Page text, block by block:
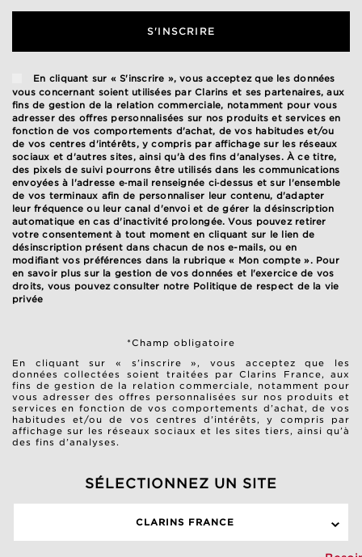
S'INSCRIRE
En cliquant sur « S'inscrire », vous acceptez que les données
vous concernant soient utilisées par Clarins et ses partenaires, aux
fins de gestion de la relation commerciale, notamment pour vous
adresser des offres personnalisées sur nos produits et services en
fonction de vos comportements d'achat, de vos habitudes et/ou
de vos centres d'intérêts, y compris par affichage sur les réseaux
sociaux et d'autres sites, ainsi qu'à des fins d'analyses. À ce titre,
des pixels de suivi pourrons être utilisés dans les communications
envoyées à l'adresse e‑mail renseignée ci‑dessus et sur l'ensemble
de vos terminaux afin de personnaliser leur contenu, d'adapter
leur fréquence ou leur canal d'envoi et de gérer la désinscription
automatique en cas d'inactivité prolongée. Vous pouvez retirer
votre consentement à tout moment en cliquant sur le lien de
désinscription présent dans chacun de nos e-mails, ou en
modifiant vos préférences dans la rubrique « Mon compte ». Pour
en savoir plus sur la gestion de vos données et l'exercice de vos
droits, vous pouvez consulter notre Politique de respect de la vie
privée
*Champ obligatoire
En cliquant sur « s’inscrire », vous acceptez que les
données collectées soient traitées par Clarins France, aux
fins de gestion de la relation commerciale, notamment pour
vous adresser des offres personnalisées sur nos produits et
services en fonction de vos comportements d’achat, de vos
habitudes et/ou de vos centres d’intérêts, y compris par
affichage sur les réseaux sociaux et les sites tiers, ainsi qu’à
des fins d’analyses.
SÉLECTIONNEZ UN SITE
CLARINS FRANCE